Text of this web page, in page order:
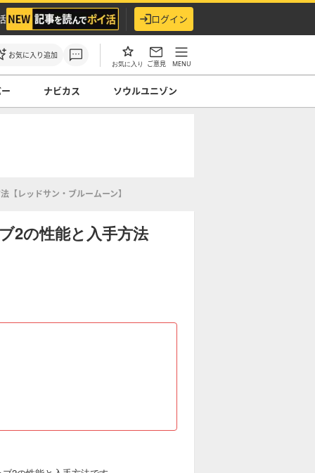
ログイン
お気に入り追加
お気に入り ご意見 MENU
ナビカス ソウルユニゾン
【レッドサン・ブルームーン】
2の性能と入手方法